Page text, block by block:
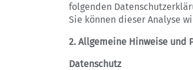
folgenden
Sie können dieser Analyse
2. Allgemeine Hinweise und
Datenschutz